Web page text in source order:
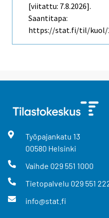
[viitattu: 7.8.2026].
Saantitapa:
https://stat.fi/til/kuol/
Työpajankatu 13
00580 Helsinki
Vaihde 029 551 1000
Tietopalvelu 029 551
info@stat.fi